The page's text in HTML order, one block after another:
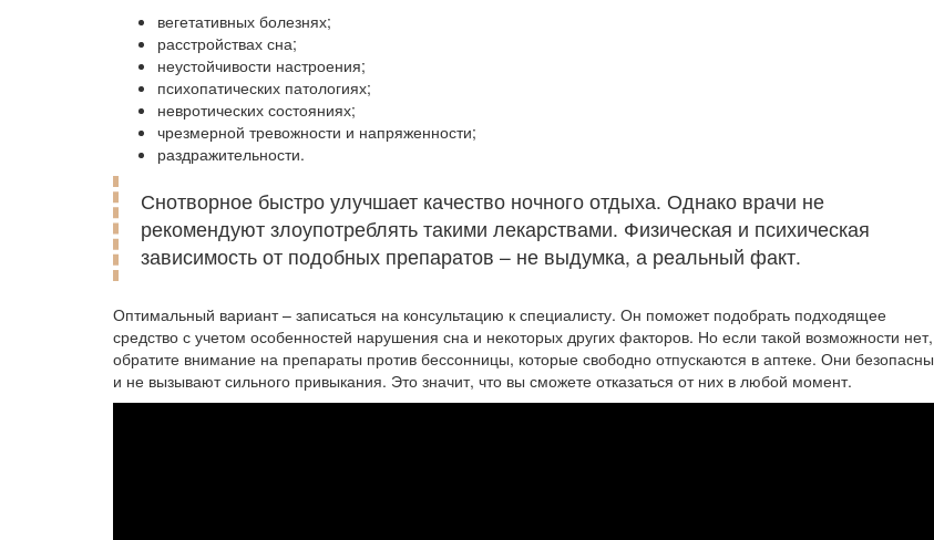
вегетативных болезнях;
расстройствах сна;
неустойчивости настроения;
психопатических патологиях;
невротических состояниях;
чрезмерной тревожности и напряженности;
раздражительности.
Снотворное быстро улучшает качество ночного отдыха. Однако врачи не
рекомендуют злоупотреблять такими лекарствами. Физическая и психическая
зависимость от подобных препаратов – не выдумка, а реальный факт.
Оптимальный вариант – записаться на консультацию к специалисту. Он поможет подобрать подходящее
средство с учетом особенностей нарушения сна и некоторых других факторов. Но если такой возможности нет,
обратите внимание на препараты против бессонницы, которые свободно отпускаются в аптеке. Они безопасны
и не вызывают сильного привыкания. Это значит, что вы сможете отказаться от них в любой момент.